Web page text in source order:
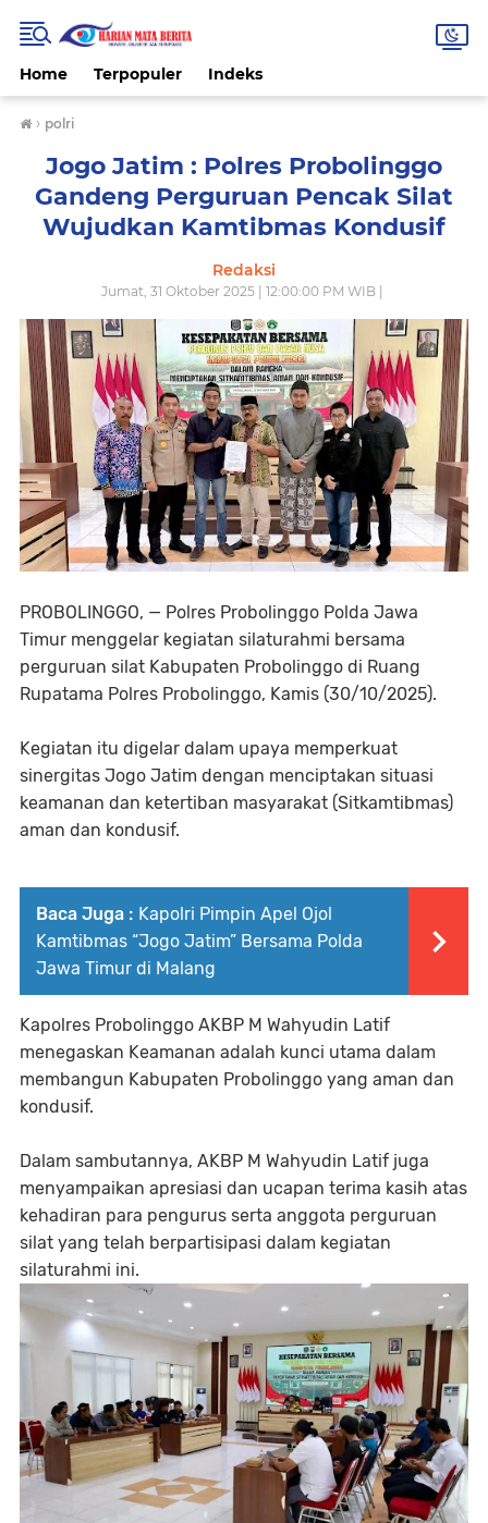
Home Terpopuler Indeks
› polri
Jogo Jatim : Polres Probolinggo
Gandeng Perguruan Pencak Silat
Wujudkan Kamtibmas Kondusif
Redaksi
Jumat, 31 Oktober 2025 | 12:00:00 PM WIB |
PROBOLINGGO, — Polres Probolinggo Polda Jawa
Timur menggelar kegiatan silaturahmi bersama
perguruan silat Kabupaten Probolinggo di Ruang
Rupatama Polres Probolinggo, Kamis (30/10/2025).
Kegiatan itu digelar dalam upaya memperkuat
sinergitas Jogo Jatim dengan menciptakan situasi
keamanan dan ketertiban masyarakat (Sitkamtibmas)
aman dan kondusif.
Baca Juga : Kapolri Pimpin Apel Ojol
Kamtibmas “Jogo Jatim” Bersama Polda
Jawa Timur di Malang
Kapolres Probolinggo AKBP M Wahyudin Latif
menegaskan Keamanan adalah kunci utama dalam
membangun Kabupaten Probolinggo yang aman dan
kondusif.
Dalam sambutannya, AKBP M Wahyudin Latif juga
menyampaikan apresiasi dan ucapan terima kasih atas
kehadiran para pengurus serta anggota perguruan
silat yang telah berpartisipasi dalam kegiatan
silaturahmi ini.